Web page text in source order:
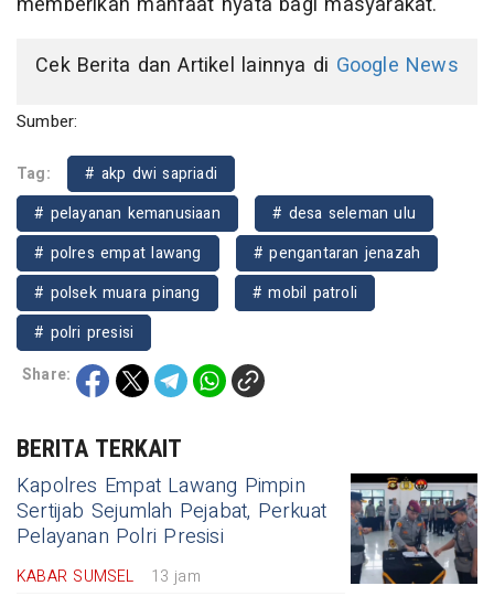
Cek Berita dan Artikel lainnya di Google News
Sumber:
Tag:
# akp dwi sapriadi
# pelayanan kemanusiaan
# desa seleman ulu
# polres empat lawang
# pengantaran jenazah
# polsek muara pinang
# mobil patroli
# polri presisi
Share:
BERITA TERKAIT
Kapolres Empat Lawang Pimpin
Sertijab Sejumlah Pejabat, Perkuat
Pelayanan Polri Presisi
KABAR SUMSEL 13 jam